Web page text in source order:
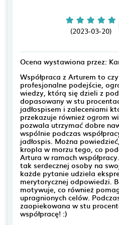
(2023-03-20)
Ocena wystawiona przez:
Współpraca z Arturem to
profesjonalne podejście,
wiedzy, którą się dzieli z
dopasowany w stu
jadłospisem i zaleceniami
przekazuje również ogrom
pozwala utrzymać dobre
wspólnie podczas
jadłospis. Można
kropla w morzu tego, co
Artura w ramach
tak serdecznej osoby na
każde pytanie udziela
merytorycznej odpowiedzi.
motywuje, co również
upragnionych celów.
zaopiekowana w stu
współpracę! :)